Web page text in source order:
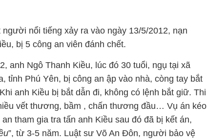
nổi tiếng xảy ra vào ngày 13/5/2012, nạn
bị 5 công an viên đánh chết.
anh Ngô Thanh Kiều, lúc đó 30 tuổi, ngụ tại xã
tỉnh Phú Yên, bị công an ập vào nhà, còng tay bắt
anh Kiều bị bắt dẫn đi, không có lệnh bắt giữ. Thi
vết thương, bầm , chấn thương đầu… Vụ án kéo
tham gia tra tấn anh Kiều sau đó đã bị kết án,
”, từ 3-5 năm. Luật sư Võ An Đôn, người bảo vệ